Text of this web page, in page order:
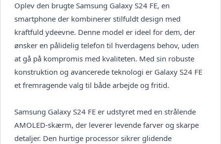
Oplev den brugte Samsung Galaxy S24 FE, en
smartphone der kombinerer stilfuldt design med
kraftfuld ydeevne. Denne model er ideel for dem, der
ønsker en pålidelig telefon til hverdagens behov, uden
at gå på kompromis med kvaliteten. Med sin robuste
konstruktion og avancerede teknologi er Galaxy S24 FE
et fremragende valg til både arbejde og fritid.
Samsung Galaxy S24 FE er udstyret med en strålende
AMOLED-skærm, der leverer levende farver og skarpe
detaljer. Den hurtige processor sikrer glidende